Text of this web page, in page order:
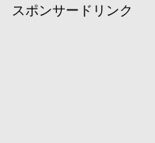
スポンサードリンク